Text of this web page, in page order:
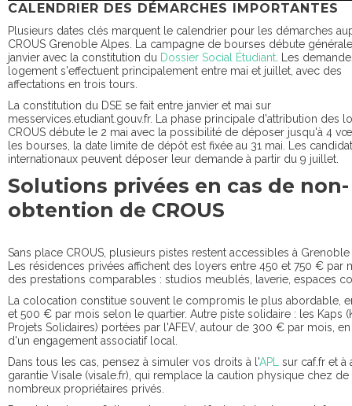
CALENDRIER DES DÉMARCHES IMPORTANTES
Plusieurs dates clés marquent le calendrier pour les démarches
CROUS Grenoble Alpes. La campagne de bourses débute
janvier avec la constitution du Dossier Social Étudiant . Les
logement s'effectuent principalement entre mai et juillet, avec des
affectations en trois tours.
La constitution du DSE se fait entre janvier et mai sur
messervices.etudiant.gouv.fr. La phase principale d'attribution des
CROUS débute le 2 mai avec la possibilité de déposer jusqu'à 4
les bourses, la date limite de dépôt est fixée au 31 mai. Les
internationaux peuvent déposer leur demande à partir du 9 juillet.
Solutions privées en cas de non-
obtention de CROUS
Sans place CROUS, plusieurs pistes restent accessibles à
Les résidences privées affichent des loyers entre 450 et 750 € par
des prestations comparables : studios meublés, laverie, espaces
La colocation constitue souvent le compromis le plus abordable,
et 500 € par mois selon le quartier. Autre piste solidaire : les Kaps
Projets Solidaires) portées par l'AFEV, autour de 300 € par mois,
d'un engagement associatif local.
Dans tous les cas, pensez à simuler vos droits à l'APL
sur caf.fr et à
garantie Visale (visale.fr), qui remplace la caution physique chez de
nombreux propriétaires privés.